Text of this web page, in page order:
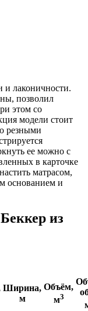
и лаконичности.
позволил
этом со
модели стоит
резными
ее можно с
в карточке
матрасом,
основанием и
из
Ширина,
м
Объём,
м3